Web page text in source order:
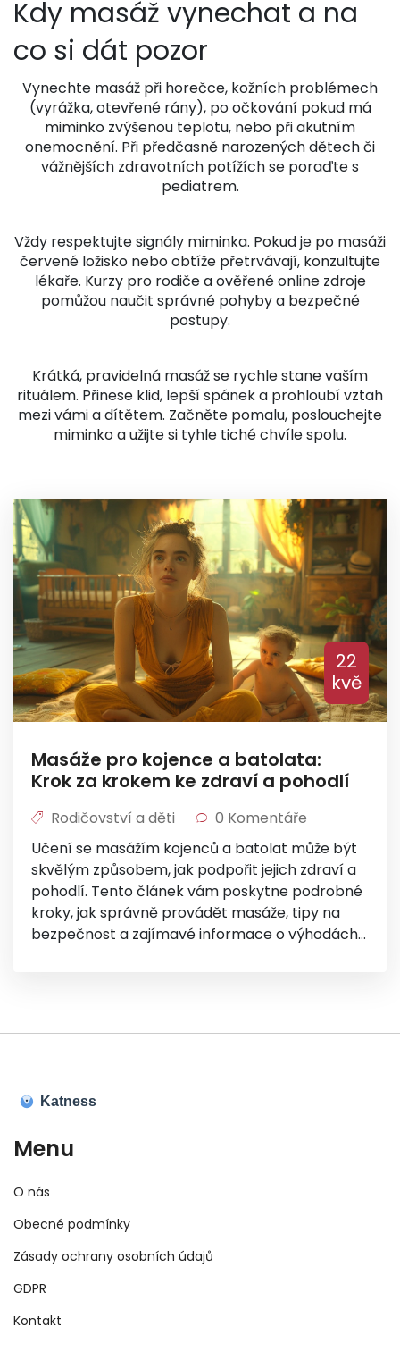
Kdy masáž vynechat a na
co si dát pozor
Vynechte masáž při horečce, kožních problémech
(vyrážka, otevřené rány), po očkování pokud má
miminko zvýšenou teplotu, nebo při akutním
onemocnění. Při předčasně narozených dětech či
vážnějších zdravotních potížích se poraďte s
pediatrem.
Vždy respektujte signály miminka. Pokud je po masáži
červené ložisko nebo obtíže přetrvávají, konzultujte
lékaře. Kurzy pro rodiče a ověřené online zdroje
pomůžou naučit správné pohyby a bezpečné
postupy.
Krátká, pravidelná masáž se rychle stane vaším
rituálem. Přinese klid, lepší spánek a prohloubí vztah
mezi vámi a dítětem. Začněte pomalu, poslouchejte
miminko a užijte si tyhle tiché chvíle spolu.
22
kvě
Masáže pro kojence a batolata:
Krok za krokem ke zdraví a pohodlí
Rodičovství a děti
0 Komentáře
Učení se masážím kojenců a batolat může být
skvělým způsobem, jak podpořit jejich zdraví a
pohodlí. Tento článek vám poskytne podrobné
kroky, jak správně provádět masáže, tipy na
bezpečnost a zajímavé informace o výhodách
Menu
O nás
Obecné podmínky
Zásady ochrany osobních údajů
GDPR
Kontakt